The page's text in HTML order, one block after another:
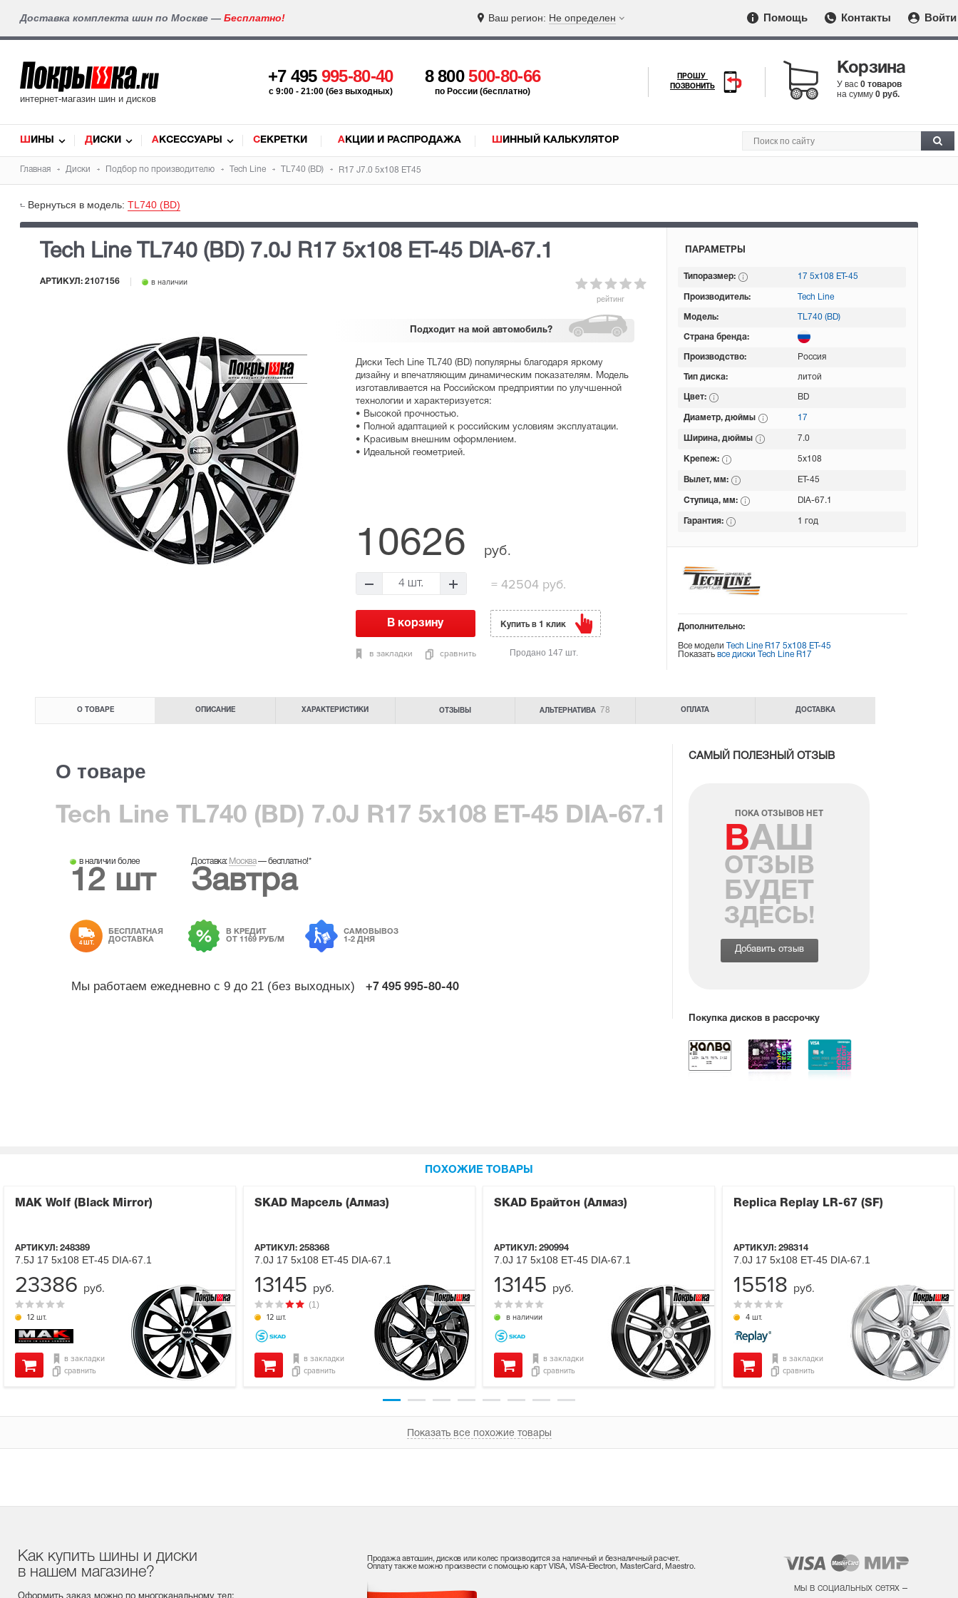
Доставка комплекта шин по Москве — Бесплатно! Ваш регион: Не определен Помощь Контакты Войти
интернет-магазин шин и дисков
+7 495 995-80-40
c 9:00 - 21:00 (без выходных)
8 800500-80-66
по России (бесплатно)
ПРОШУ
ПОЗВОНИТЬ
Корзина
У вас 0 товаров
на сумму 0 руб.
ШИНЫ ДИСКИ АКСЕССУАРЫ СЕКРЕТКИ АКЦИИ И РАСПРОДАЖА ШИННЫЙ КАЛЬКУЛЯТОР
Главная Диски Подбор по производителю Tech Line TL740 (BD) R17 J7.0 5x108 ET45
Вернуться в модель: TL740 (BD)
Tech Line TL740 (BD) 7.0J R17 5x108 ET-45 DIA-67.1
рейтинг
АРТИКУЛ: 2107156 в наличии
Подходит на мой автомобиль?
Диски Tech Line TL740 (BD) популярны благодаря яркому
дизайну и впечатляющим динамическим показателям. Модель
изготавливается на Российском предприятии по улучшенной
технологии и характеризуется:
• Высокой прочностью.
• Полной адаптацией к российским условиям эксплуатации.
• Красивым внешним оформлением.
• Идеальной геометрией.
10626 руб.
4 шт. =42504 руб.
в закладки сравнить
Купить в 1 клик
Продано 147 шт.
ПАРАМЕТРЫ
Типоразмер: 17 5х108 ET-45
Производитель: Tech Line
Модель: TL740 (BD)
Страна бренда:
Производство: Россия
Тип диска: литой
Цвет: BD
Диаметр, дюймы 17
Ширина, дюймы 7.0
Крепеж: 5x108
Вылет, мм: ET-45
Ступица, мм: DIA-67.1
Гарантия: 1 год
Дополнительно:
Все модели
Tech Line R17 5x108 ET-45
Показатьвсе диски Tech Line R17
О ТОВАРЕ ОПИСАНИЕ ХАРАКТЕРИСТИКИ ОТЗЫВЫ АЛЬТЕРНАТИВА 78 ОПЛАТА ДОСТАВКА
О товаре
Tech Line TL740 (BD) 7.0J R17 5x108 ET-45 DIA-67.1
в наличии более
12 шт
Доставка: Москва—бесплатно!*
Завтра
4 ШТ.
БЕСПЛАТНАЯ
ДОСТАВКА
В КРЕДИТ
ОТ 1169 РУБ/М
САМОВЫВОЗ
1-2 ДНЯ
Мы работаем ежедневно с 9 до 21 (без выходных) +7 495 995-80-40
САМЫЙ ПОЛЕЗНЫЙ ОТЗЫВ
ПОКА ОТЗЫВОВ НЕТ
ВАШ
ОТЗЫВ
БУДЕТ
ЗДЕСЬ!
Добавить отзыв
Покупка дисков в рассрочку
ПОХОЖИЕ ТОВАРЫ
MAK Wolf (Black Mirror)
АРТИКУЛ: 248389
12 шт.
7.5J 17 5x108 ET-45 DIA-67.1
в закладки
сравнить
23386 руб.
SKAD Марсель (Алмаз)
АРТИКУЛ: 258368
12 шт.
(1)
7.0J 17 5x108 ET-45 DIA-67.1
в закладки
сравнить
13145 руб.
SKAD Брайтон (Алмаз)
АРТИКУЛ: 290994
в наличии
7.0J 17 5x108 ET-45 DIA-67.1
в закладки
сравнить
13145 руб.
Replica Replay LR-67 (SF)
АРТИКУЛ: 298314
4 шт.
7.0J 17 5x108 ET-45 DIA-67.1
в закладки
сравнить
15518 руб.
Показать все похожие товары
Как купить шины и диски
в нашем магазине?
Продажа автошин, дисков или колес производится за наличный и безналичный расчет.
Оплату также можно произвести с помощью карт VISA, VISA-Electron, MasterCard, Maestro.
мы в социальных сетях –